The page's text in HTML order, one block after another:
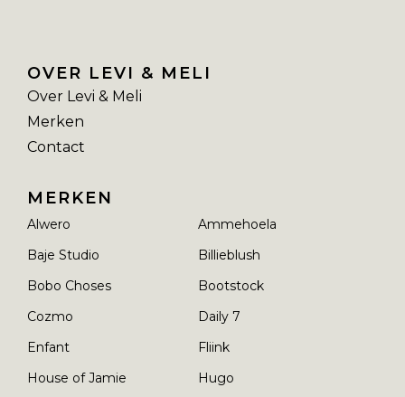
OVER LEVI & MELI
Over Levi & Meli
Merken
Contact
MERKEN
Alwero
Ammehoela
Baje Studio
Billieblush
Bobo Choses
Bootstock
Cozmo
Daily 7
Enfant
Fliink
House of Jamie
Hugo